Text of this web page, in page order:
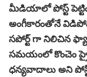
మీడియాలో పోస్ట్
అంగీకారంతోనే
సపోర్ట్ గా నిలిచిన
సమయంలో కొంచెం
ధన్యవాదాలు అని